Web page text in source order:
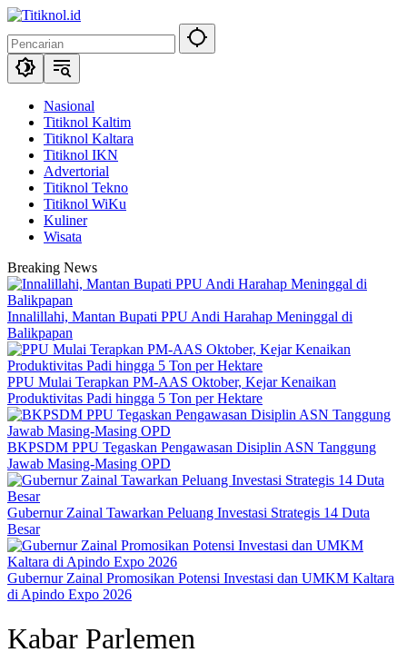
Langsung
konten
Nasional
Titiknol Kaltim
Titiknol Kaltara
Titiknol IKN
Advertorial
Titiknol Tekno
Titiknol WiKu
Kuliner
Wisata
Breaking News
Innalillahi, Mantan Bupati PPU Andi Harahap Meninggal di
Balikpapan
PPU Mulai Terapkan PM-AAS Oktober, Kejar Kenaikan
Produktivitas Padi hingga 5 Ton per Hektare
BKPSDM PPU Tegaskan Pengawasan Disiplin ASN Tanggung
Jawab Masing-Masing OPD
Gubernur Zainal Tawarkan Peluang Investasi Strategis 14 Duta
Besar
Gubernur Zainal Promosikan Potensi Investasi dan UMKM Kaltara
di Apindo Expo 2026
Kabar Parlemen